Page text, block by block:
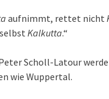
aufnimmt, rettet nicht
Kalkutta.“
Scholl-Latour
wie Wuppertal.